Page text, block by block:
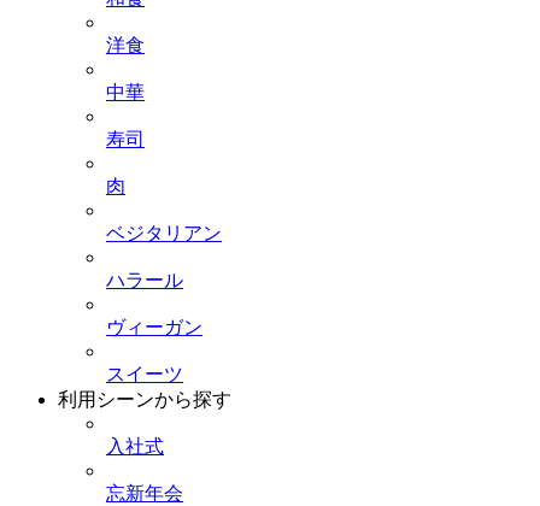
洋食
中華
寿司
肉
ベジタリアン
ハラール
ヴィーガン
スイーツ
利用シーンから探す
入社式
忘新年会